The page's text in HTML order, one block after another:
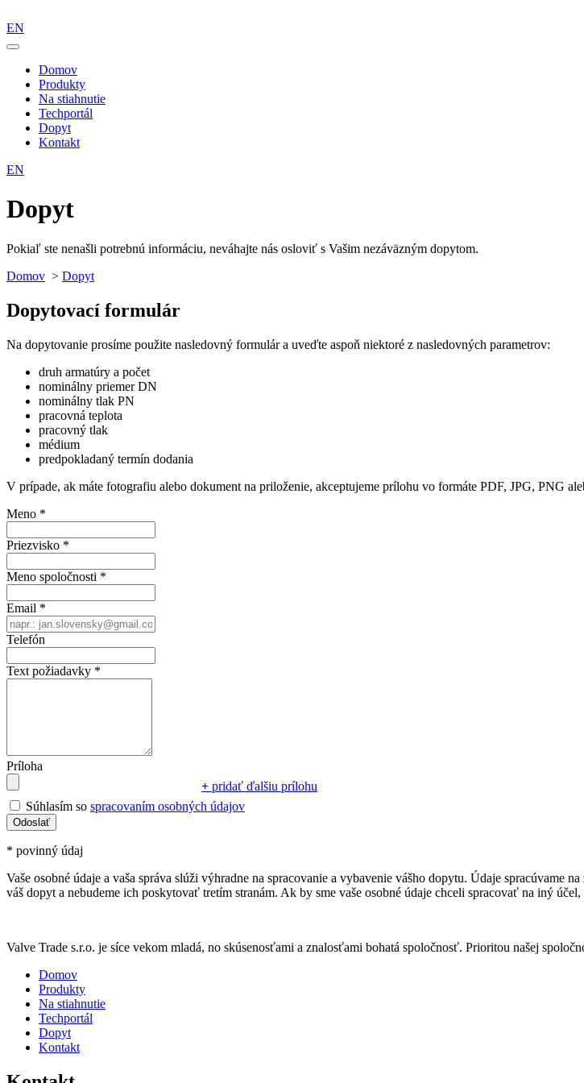
EN
Domov
Produkty
Na stiahnutie
Techportál
Dopyt
Kontakt
EN
Dopyt
Pokiaľ ste nenašli potrebnú informáciu, neváhajte nás osloviť s Vašim nezáväzným dopytom.
Domov > Dopyt
Dopytovací formulár
Na dopytovanie prosíme použite nasledovný formulár a uveďte aspoň niektoré z nasledovných parametrov:
druh armatúry a počet
nominálny priemer DN
nominálny tlak PN
pracovná teplota
pracovný tlak
médium
predpokladaný termín dodania
V prípade, ak máte fotografiu alebo dokument na priloženie, akceptujeme prílohu vo formáte PDF, JPG, PNG
Meno *
Priezvisko *
Meno spoločnosti *
Email *
Telefón
Text požiadavky *
Príloha
+ pridať ďalšiu prílohu
Súhlasím so spracovaním osobných údajov
* povinný údaj
Vaše osobné údaje a vaša správa slúži výhradne na spracovanie a vybavenie vášho dopytu. Údaje
váš dopyt a nebudeme ich poskytovať tretím stranám. Ak by sme vaše osobné údaje chceli spracovať na iný
Valve Trade s.r.o. je síce vekom mladá, no skúsenosťami a znalosťami bohatá spoločnosť. Prioritou našej
Domov
Produkty
Na stiahnutie
Techportál
Dopyt
Kontakt